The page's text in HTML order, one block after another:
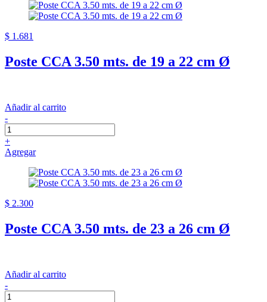
$ 1.681
Poste CCA 3.50 mts. de 19 a 22 cm Ø
Añadir al carrito
-
+
Agregar
$ 2.300
Poste CCA 3.50 mts. de 23 a 26 cm Ø
Añadir al carrito
-